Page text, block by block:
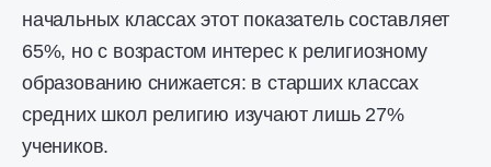
начальных классах этот показатель составляет
65%, но с возрастом интерес к религиозному
образованию снижается: в старших классах
средних школ религию изучают лишь 27%
учеников.